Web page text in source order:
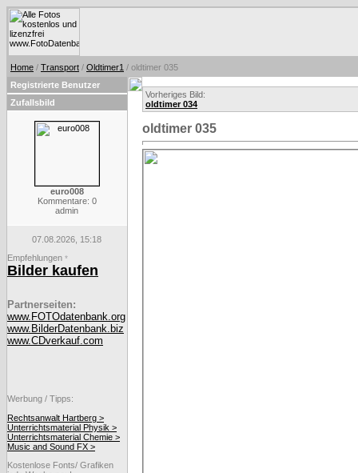
Home / Transport / Oldtimer1 / oldtimer 035
Registrierte Benutzer
Zufallsbild
euro008
Kommentare: 0
admin
07.08.2026, 15:18
Empfehlungen *
Bilder kaufen
Partnerseiten:
www.FOTOdatenbank.org
www.BilderDatenbank.biz
www.CDverkauf.com
Werbung / Tipps:
Rechtsanwalt Hartberg >
Unterrichtsmaterial Physik >
Unterrichtsmaterial Chemie >
Music and Sound FX >
Kostenlose Fonts/ Grafiken
Vorheriges Bild:
oldtimer 034
oldtimer 035